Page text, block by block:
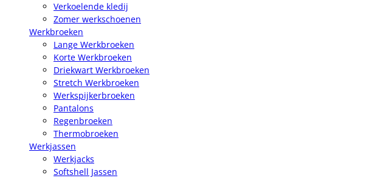
Verkoelende kledij
Zomer werkschoenen
Werkbroeken
Lange Werkbroeken
Korte Werkbroeken
Driekwart Werkbroeken
Stretch Werkbroeken
Werkspijkerbroeken
Pantalons
Regenbroeken
Thermobroeken
Werkjassen
Werkjacks
Softshell Jassen